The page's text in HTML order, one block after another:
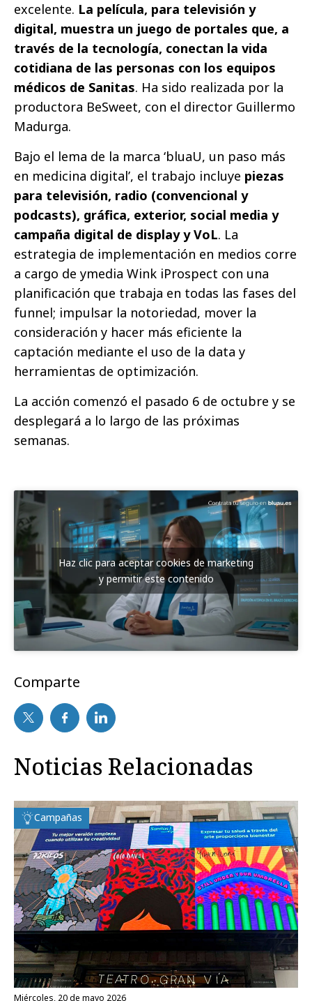
excelente. La película, para televisión y
digital, muestra un juego de portales que, a
través de la tecnología, conectan la vida
cotidiana de las personas con los equipos
médicos de Sanitas. Ha sido realizada por la
productora BeSweet, con el director Guillermo
Madurga.
Bajo el lema de la marca ‘bluaU, un paso más
en medicina digital’, el trabajo incluye piezas
para televisión, radio (convencional y
podcasts), gráfica, exterior, social media y
campaña digital de display y VoL. La
estrategia de implementación en medios corre
a cargo de ymedia Wink iProspect con una
planificación que trabaja en todas las fases del
funnel; impulsar la notoriedad, mover la
consideración y hacer más eficiente la
captación mediante el uso de la data y
herramientas de optimización.
La acción comenzó el pasado 6 de octubre y se
desplegará a lo largo de las próximas
semanas.
Haz clic para aceptar cookies de marketing
y permitir este contenido
Comparte
Noticias Relacionadas
Campañas
miércoles, 20 de mayo 2026